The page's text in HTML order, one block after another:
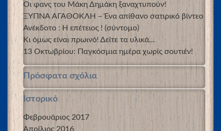
Οι φανς του Μάκη Δημάκη ξαναχτυπούν!
ΞΥΠΝΑ ΑΓΑΘΟΚΛΗ – Ένα απίθανο σατιρικό βίντεο
Ανέκδοτο : Η επέτειος ! (σύντομο)
Κι όμως είναι πρωινό! Δείτε τα υλικά…
13 Οκτωβρίου: Παγκόσμια ημέρα χωρίς σουτιέν!
Πρόσφατα σχόλια
Ιστορικό
Φεβρουάριος 2017
Απρίλιος 2016